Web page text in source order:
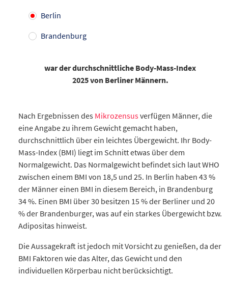
Berlin
Brandenburg
warder durchschnittliche Body-Mass-Index
2025 von Berliner Männern.
Nach Ergebnissen des Mikrozensusverfügen Männer, die
eine Angabe zu ihrem Gewicht gemacht haben,
durchschnittlich über ein leichtes Übergewicht. Ihr Body-
Mass-Index (BMI) liegt im Schnitt etwas über dem
Normalgewicht. Das Normalgewicht befindet sich laut WHO
zwischen einem BMI von 18,5 und 25. In Berlin haben 43 %
der Männer einen BMI in diesem Bereich, in Brandenburg
34 %. Einen BMI über 30 besitzen 15 % der Berliner und 20
% der Brandenburger, was auf ein starkes Übergewicht bzw.
Adipositas hinweist.
Die Aussagekraft ist jedoch mit Vorsicht zu genießen, da der
BMI Faktoren wie das Alter, das Gewicht und den
individuellen Körperbau nicht berücksichtigt.